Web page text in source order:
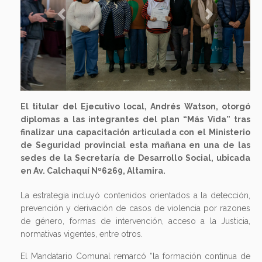
Previous Next
El titular del Ejecutivo local, Andrés Watson, otorgó
diplomas a las integrantes del plan “Más Vida” tras
finalizar una capacitación articulada con el Ministerio
de Seguridad provincial esta mañana en una de las
sedes de la Secretaría de Desarrollo Social, ubicada
en Av. Calchaquí Nº6269, Altamira.
La estrategia incluyó contenidos orientados a la detección,
prevención y derivación de casos de violencia por razones
de género, formas de intervención, acceso a la Justicia,
normativas vigentes, entre otros.
El Mandatario Comunal remarcó “la formación continua de